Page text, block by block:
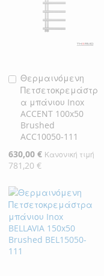
Θερμαινόμενη
Πετσετοκρεμάστρ
α μπάνιου Inox
ACCENT 100x50
Brushed
ACC10050-111
Ειδική
Τιμή
630,00 € Κανονική τιμή
781,20 €
Προσθήκη
στο
Καλάθι